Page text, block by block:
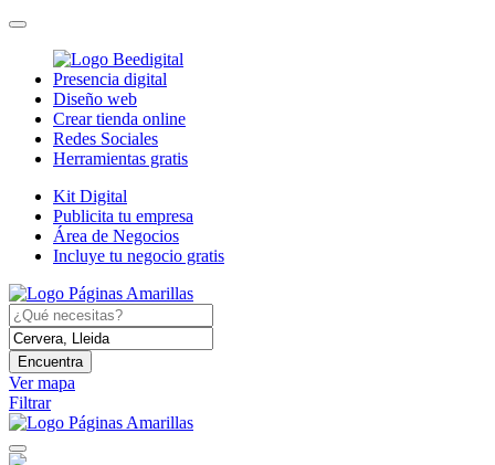
Presencia digital
Diseño web
Crear tienda online
Redes Sociales
Herramientas gratis
Kit Digital
Publicita tu empresa
Área de Negocios
Incluye tu negocio gratis
Encuentra
Ver mapa
Filtrar